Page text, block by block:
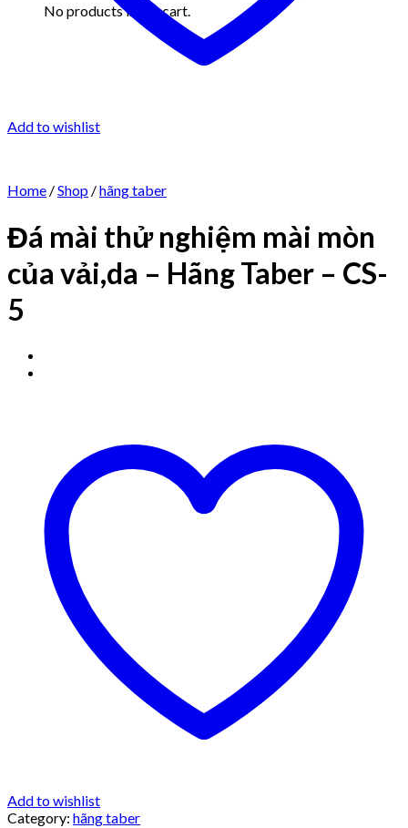
No products in the cart.
Add to wishlist
Home /Shop /hãng taber
Đá mài thử nghiệm mài mòn
của vải,da – Hãng Taber – CS-
5
Add to wishlist
Category: hãng taber